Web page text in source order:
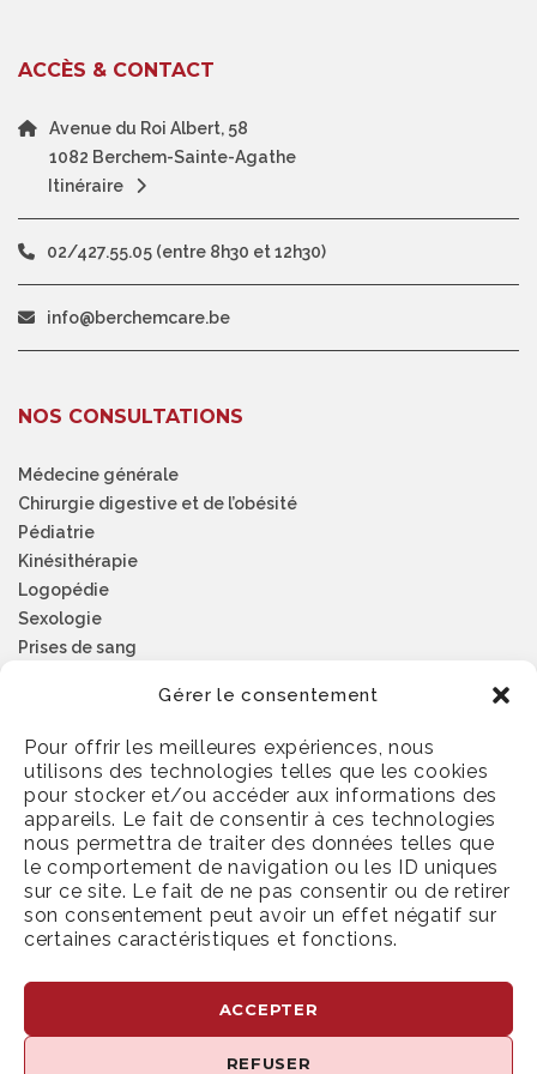
Gérer le consentement
Pour offrir les meilleures expériences, nous
utilisons des technologies telles que les cookies
pour stocker et/ou accéder aux informations des
appareils. Le fait de consentir à ces technologies
nous permettra de traiter des données telles que
le comportement de navigation ou les ID uniques
sur ce site. Le fait de ne pas consentir ou de retirer
son consentement peut avoir un effet négatif sur
certaines caractéristiques et fonctions.
ACCEPTER
REFUSER
ACCÈS & CONTACT
Avenue du Roi Albert, 58
1082 Berchem-Sainte-Agathe
Itinéraire
02/427.55.05 (entre 8h30 et 12h30)
info@berchemcare.be
NOS CONSULTATIONS
Médecine générale
Chirurgie digestive et de l’obésité
Pédiatrie
Kinésithérapie
Logopédie
Sexologie
Prises de sang
NUMÉROS D’URGENCE
Médecins de garde
Pharmarcie de garde
Dentistes de garde
Ambulance
Centre antipoison